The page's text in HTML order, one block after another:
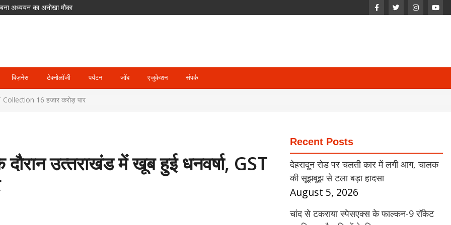
अध्ययन का अनोखा मौका
से बाहर; जॉस बटलर संभालेंगे कप्तानी
में पहुंच रहे श्रद्धालु
बिज़नेस टेक्नोलॉजी पर्यटन जॉब एजुकेशन संपर्क
Collection 16 हजार करोड़ पार
दौरान उत्‍तराखंड में खूब हुई धनवर्षा, GST
Recent Posts
देहरादून रोड पर चलती कार में लगी आग, चालक
की सूझबूझ से टला बड़ा हादसा
August 5, 2026
चांद से टकराया स्पेसएक्स के फाल्कन-9 रॉकेट